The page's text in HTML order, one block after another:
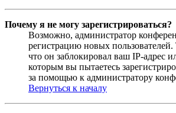
Почему я не могу зарегистрироваться?
Возможно, администратор
регистрацию новых
что он заблокировал ваш IP-адрес
которым вы пытаетесь
за помощью к администратору
Вернуться к началу